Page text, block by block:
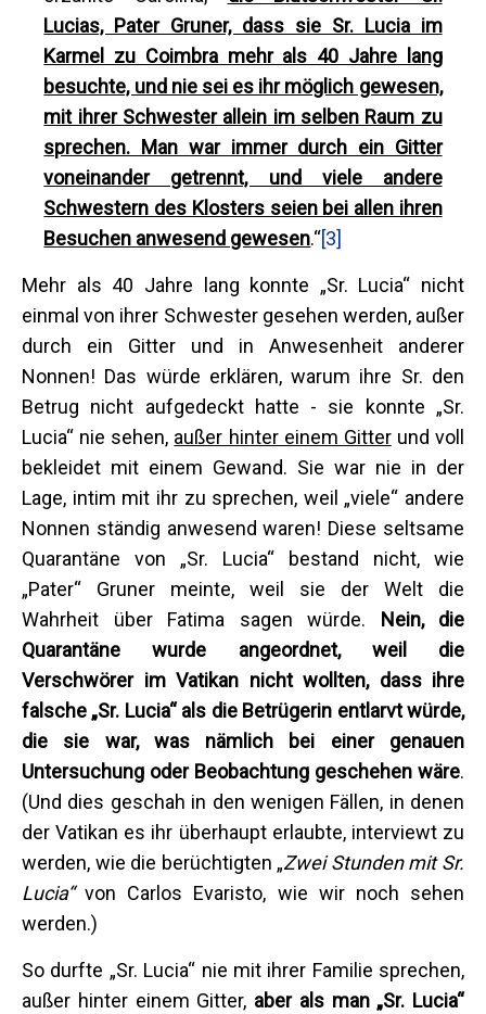
Lucias, Pater Gruner, dass sie Sr. Lucia im
Karmel zu Coimbra mehr als 40 Jahre lang
besuchte, und nie sei es ihr möglich gewesen,
mit ihrer Schwester allein im selben Raum zu
sprechen. Man war immer durch ein Gitter
voneinander getrennt, und viele andere
Schwestern des Klosters seien bei allen ihren
Besuchen anwesend gewesen.“[3]
Mehr als 40 Jahre lang konnte „Sr. Lucia“ nicht
einmal von ihrer Schwester gesehen werden, außer
durch ein Gitter und in Anwesenheit anderer
Nonnen! Das würde erklären, warum ihre Sr. den
Betrug nicht aufgedeckt hatte - sie konnte „Sr.
Lucia“ nie sehen, außer hinter einem Gitterund voll
bekleidet mit einem Gewand. Sie war nie in der
Lage, intim mit ihr zu sprechen, weil „viele“ andere
Nonnen ständig anwesend waren! Diese seltsame
Quarantäne von „Sr. Lucia“ bestand nicht, wie
„Pater“ Gruner meinte, weil sie der Welt die
Wahrheit über Fatima sagen würde. Nein, die
Quarantäne wurde angeordnet, weil die
Verschwörer im Vatikan nicht wollten, dass ihre
falsche „Sr. Lucia“ als die Betrügerin entlarvt würde,
die sie war, was nämlich bei einer genauen
Untersuchung oder Beobachtung geschehen wäre.
(Und dies geschah in den wenigen Fällen, in denen
der Vatikan es ihr überhaupt erlaubte, interviewt zu
werden, wie die berüchtigten „Zwei Stunden mit Sr.
Lucia“von Carlos Evaristo, wie wir noch sehen
werden.)
So durfte „Sr. Lucia“ nie mit ihrer Familie sprechen,
außer hinter einem Gitter, aber als man „Sr. Lucia“